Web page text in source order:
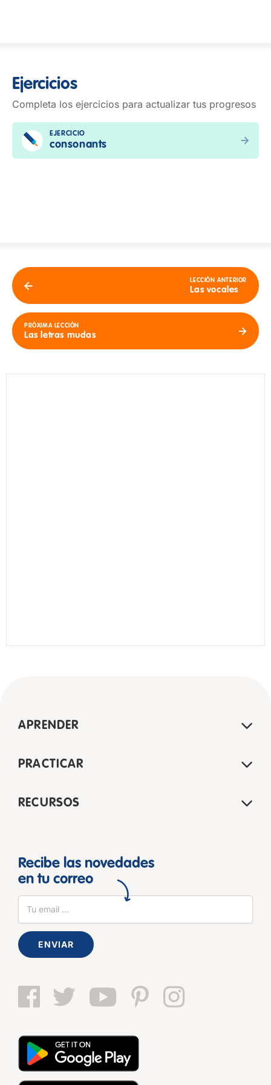
Ejercicios
Completa los ejercicios para actualizar tus progresos
EJERCICIO
consonants
LECCIÓN ANTERIOR
Las vocales
PRÓXIMA LECCIÓN
Las letras mudas
APRENDER
PRACTICAR
RECURSOS
Recibe las novedades
en tu correo
ENVIAR